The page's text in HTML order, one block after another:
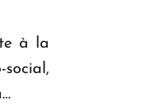
à la
social,